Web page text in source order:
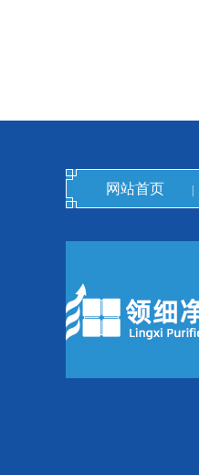
网站首页